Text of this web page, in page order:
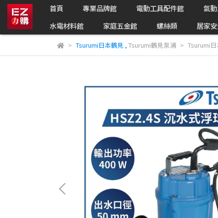
首頁 專業品牌館 電動工具配件館
氣
水電材料館
家庭五金館 螺絲類 居家
Tsurumi日本鶴見 , Tsurumi鶴見泵浦 Tsurumi